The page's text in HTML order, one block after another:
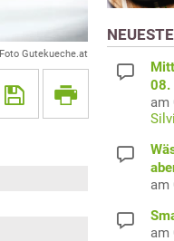
Foto Gutekueche.at
08.
am
am
am